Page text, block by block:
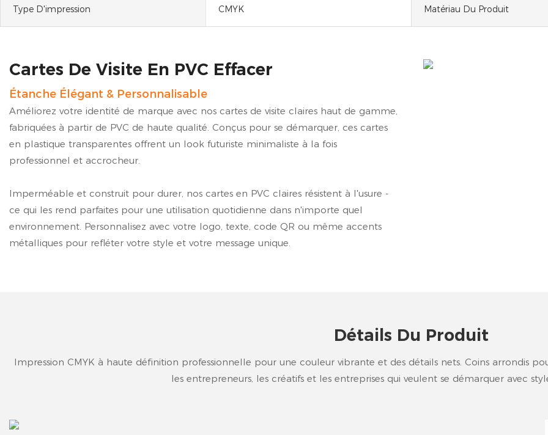
Type D'impression CMYK Matériau Du Produit
Cartes De Visite En PVC Effacer
Étanche Élégant & Personnalisable
Améliorez votre identité de marque avec nos cartes de visite claires haut de gamme,
fabriquées à partir de PVC de haute qualité. Conçus pour se démarquer, ces cartes
en plastique transparentes offrent un look futuriste minimaliste à la fois
professionnel et accrocheur.
Imperméable et construit pour durer, nos cartes en PVC claires résistent à l'usure -
ce qui les rend parfaites pour une utilisation quotidienne dans n'importe quel
environnement. Personnalisez avec votre logo, texte, code QR ou même accents
métalliques pour refléter votre style et votre message unique.
Détails Du Produit
Impression CMYK à haute définition professionnelle pour une couleur vibrante et des détails nets. Coins arrondis
les entrepreneurs, les créatifs et les entreprises qui veulent se démarquer avec